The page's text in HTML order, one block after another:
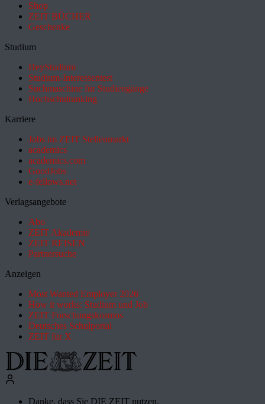
Shop
ZEIT BÜCHER
Geschenke
Studium
HeyStudium
Studium-Interessentest
Suchmaschine für Studiengänge
Hochschulranking
Karriere
Jobs im ZEIT Stellenmarkt
academics
academics.com
GoodJobs
e-fellows.net
Verlagsangebote
Abo
ZEIT Akademie
ZEIT REISEN
Partnersuche
Anzeigen
Most Wanted Employer 2026
How it works: Studium und Job
ZEIT Forschungskosmos
Deutsches Schulportal
ZEIT für X
Danke, dass Sie DIE ZEIT nutzen.